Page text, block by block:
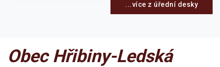
...více z úřední desky
Obec Hřibiny-Ledská